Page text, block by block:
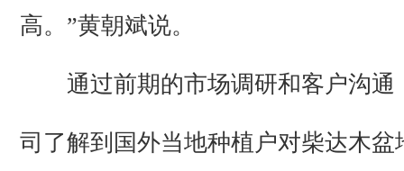
高。”黄朝斌说。
通过前期的市场调研和客户沟通
司了解到国外当地种植户对柴达木盆